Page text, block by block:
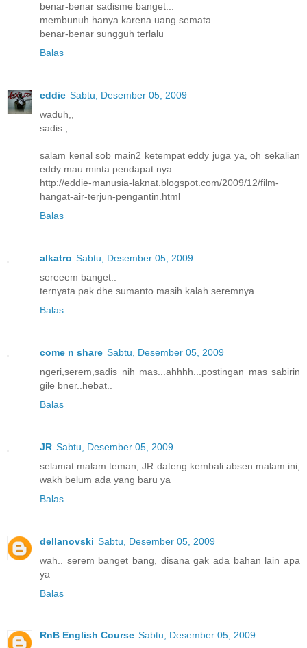
benar-benar sadisme banget...
membunuh hanya karena uang semata
benar-benar sungguh terlalu
Balas
eddie Sabtu, Desember 05, 2009
waduh,,
sadis ,
salam kenal sob main2 ketempat eddy juga ya, oh sekalian
eddy mau minta pendapat nya
http://eddie-manusia-laknat.blogspot.com/2009/12/film-
hangat-air-terjun-pengantin.html
Balas
alkatro Sabtu, Desember 05, 2009
sereeem banget..
ternyata pak dhe sumanto masih kalah seremnya...
Balas
come n share Sabtu, Desember 05, 2009
ngeri,serem,sadis nih mas...ahhhh...postingan mas sabirin
gile bner..hebat..
Balas
JR Sabtu, Desember 05, 2009
selamat malam teman, JR dateng kembali absen malam ini,
wakh belum ada yang baru ya
Balas
dellanovski Sabtu, Desember 05, 2009
wah.. serem banget bang, disana gak ada bahan lain apa
ya
Balas
RnB English Course Sabtu, Desember 05, 2009